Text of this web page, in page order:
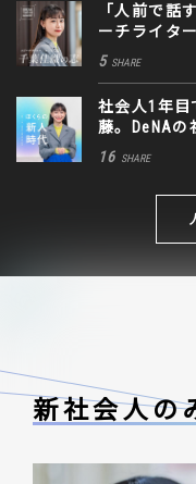
「人前で話
ーチライタ
に込めた思い
5 SHARE
社会人1年目
藤。DeNA
生きる道
16 SHARE
新社会人の